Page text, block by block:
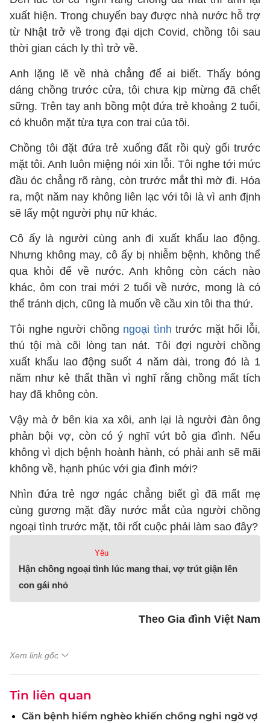
xuất hiện. Trong chuyến bay được nhà nước hỗ trợ
từ Nhật trở về trong đại dịch Covid, chồng tôi sau
thời gian cách ly thì trở về.
Anh lặng lẽ về nhà chẳng để ai biết. Thấy bóng
dáng chồng trước cửa, tôi chưa kịp mừng đã chết
sững. Trên tay anh bồng một đứa trẻ khoảng 2 tuổi,
có khuôn mặt từa tựa con trai của tôi.
Chồng tôi đặt đứa trẻ xuống đất rồi quỳ gối trước
mặt tôi. Anh luôn miệng nói xin lỗi. Tôi nghe tới mức
đầu óc chẳng rõ ràng, còn trước mắt thì mờ đi. Hóa
ra, một năm nay không liên lạc với tôi là vì anh định
sẽ lấy một người phụ nữ khác.
Cô ấy là người cùng anh đi xuất khẩu lao động.
Nhưng không may, cô ấy bị nhiễm bệnh, không thể
qua khỏi để về nước. Anh không còn cách nào
khác, ôm con trai mới 2 tuổi về nước, mong là có
thể tránh dịch, cũng là muốn về cầu xin tôi tha thứ.
Tôi nghe người chồng ngoại tình trước mặt hối lỗi,
thú tội mà cõi lòng tan nát. Tôi đợi người chồng
xuất khẩu lao động suốt 4 năm dài, trong đó là 1
năm như kẻ thất thần vì nghĩ rằng chồng mất tích
hay đã không còn.
Vậy mà ở bên kia xa xôi, anh lại là người đàn ông
phản bội vợ, còn có ý nghĩ vứt bỏ gia đình. Nếu
không vì dịch bệnh hoành hành, có phải anh sẽ mãi
không về, hạnh phúc với gia đình mới?
Nhìn đứa trẻ ngơ ngác chẳng biết gì đã mất mẹ
cùng gương mặt đầy nước mắt của người chồng
ngoại tình trước mặt, tôi rốt cuộc phải làm sao đây?
Yêu
Hận chồng ngoại tình lúc mang thai, vợ trút giận lên
con gái nhỏ
Theo Gia đình Việt Nam
Xem link gốc
Tin liên quan
Căn bệnh hiểm nghèo khiến chồng nghi ngờ vợ